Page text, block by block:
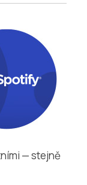
— stejně